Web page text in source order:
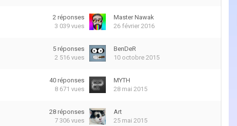
2 réponses
3 039 vues
Master Nawak
26 février 2016
5 réponses
2 516 vues
BenDeR
10 octobre 2015
40 réponses
8 671 vues
MYTH
28 mai 2015
28 réponses
7 306 vues
Art
25 mai 2015